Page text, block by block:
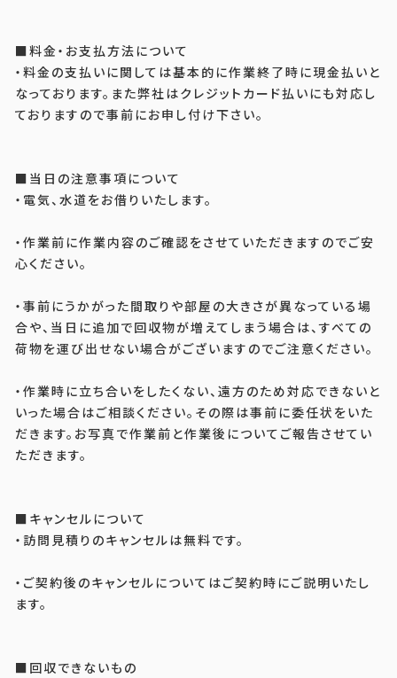
■料金・お支払方法について
・料金の支払いに関しては基本的に作業終了時に現金払いと
なっております。また弊社はクレジットカード払いにも対応し
ておりますので事前にお申し付け下さい。
■当日の注意事項について
・電気、水道をお借りいたします。
・作業前に作業内容のご確認をさせていただきますのでご安
心ください。
・事前にうかがった間取りや部屋の大きさが異なっている場
合や、当日に追加で回収物が増えてしまう場合は、すべての
荷物を運び出せない場合がございますのでご注意ください。
・作業時に立ち合いをしたくない、遠方のため対応できないと
いった場合はご相談ください。その際は事前に委任状をいた
だきます。お写真で作業前と作業後についてご報告させてい
ただきます。
■キャンセルについて
・訪問見積りのキャンセルは無料です。
・ご契約後のキャンセルについてはご契約時にご説明いたし
ます。
■回収できないもの